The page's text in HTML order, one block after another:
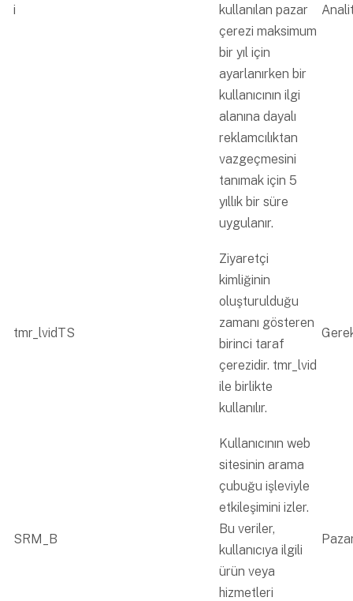
i
kullanılan pazar
çerezi maksimum
bir yıl için
ayarlanırken bir
kullanıcının ilgi
alanına dayalı
reklamcılıktan
vazgeçmesini
tanımak için 5
yıllık bir süre
uygulanır.
tmr_lvidTS
Ziyaretçi
kimliğinin
oluşturulduğu
zamanı gösteren
birinci taraf
çerezidir. tmr_lvid
ile birlikte
kullanılır.
SRM_B
Kullanıcının web
sitesinin arama
çubuğu işleviyle
etkileşimini izler.
Bu veriler,
kullanıcıya ilgili
ürün veya
hizmetleri